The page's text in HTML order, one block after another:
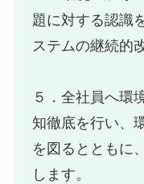
題に対する認識
ステムの継続的
５．全社員へ環
知徹底を行い、
を図るとともに
します。